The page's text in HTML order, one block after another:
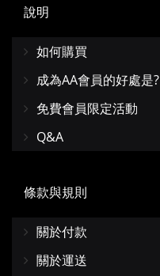
說明
如何購買
成為AA會員的好處是?
免費會員限定活動
Q&A
條款與規則
關於付款
關於運送